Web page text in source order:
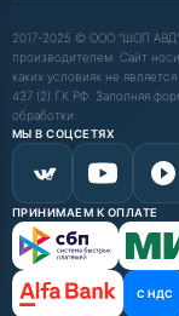
2017-2025 © ООО "ШОП
производителем. Сайт
каких условиях не
437 (2) ГК РФ. Заполняя
обработки.
МЫ В СОЦСЕТЯХ
ПРИНИМАЕМ К ОПЛАТЕ
С НДС